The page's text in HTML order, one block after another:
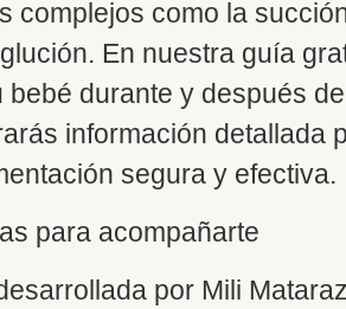
complejos como la
En nuestra guía
bebé durante y después
información detallada
segura y efectiva.
para acompañarte
por Mili